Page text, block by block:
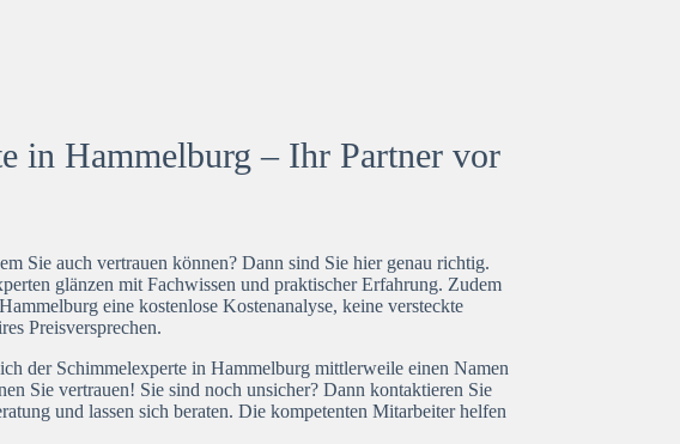
in Hammelburg – Ihr Partner vor
Sie auch vertrauen können? Dann sind Sie hier genau richtig.
glänzen mit Fachwissen und praktischer Erfahrung. Zudem
eine kostenlose Kostenanalyse, keine versteckte
Preisversprechen.
der Schimmelexperte in Hammelburg mittlerweile einen Namen
Sie vertrauen! Sie sind noch unsicher? Dann kontaktieren Sie
und lassen sich beraten. Die kompetenten Mitarbeiter helfen